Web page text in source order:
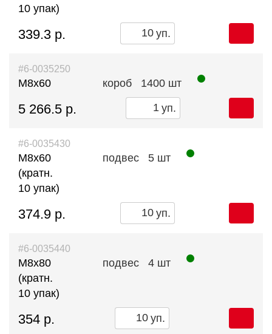
10 упак)
339.3 р. уп.
#6-0035250
М8х60 короб 1400 шт
5 266.5 р. уп.
#6-0035430
М8х60
(кратн.
10 упак)
подвес 5 шт
374.9 р. уп.
#6-0035440
М8х80
(кратн.
10 упак)
подвес 4 шт
354 р. уп.